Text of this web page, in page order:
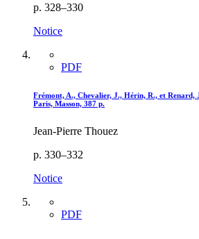
p. 328–330
Notice
PDF
Frémont, A., Chevalier, J., Hérin, R., et Renard,
Paris, Masson, 387 p.
Jean-Pierre Thouez
p. 330–332
Notice
PDF